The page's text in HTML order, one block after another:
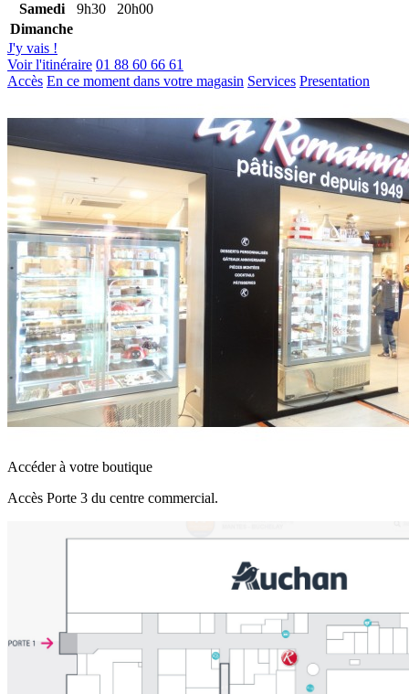
Samedi
9h30
20h00
Dimanche
J'y vais !
Voir l'itinéraire 01 88 60 66 61
Accès En ce moment dans votre magasin Services Presentation
Accéder à votre boutique
Accès Porte 3 du centre commercial.